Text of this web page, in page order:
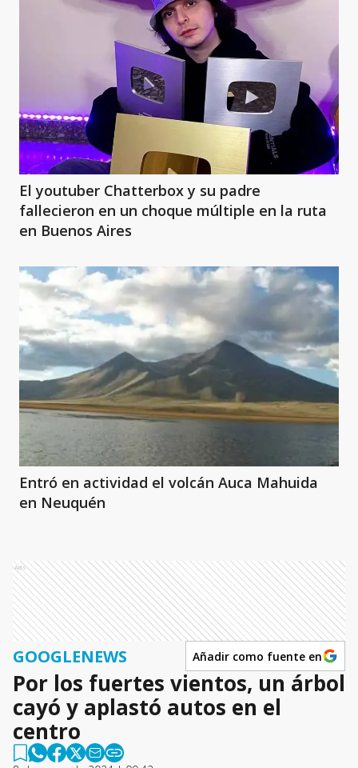
El youtuber Chatterbox y su padre
fallecieron en un choque múltiple en la ruta
en Buenos Aires
Entró en actividad el volcán Auca Mahuida
en Neuquén
Ads
GOOGLENEWS Añadir como fuente en
Por los fuertes vientos, un árbol
cayó y aplastó autos en el
centro